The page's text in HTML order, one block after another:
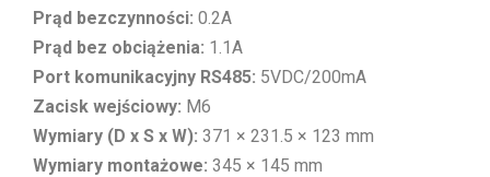
Prąd bezczynności: 0.2A
Prąd bez obciążenia: 1.1A
Port komunikacyjny RS485: 5VDC/200mA
Zacisk wejściowy: M6
Wymiary (D x S x W): 371 × 231.5 × 123 mm
Wymiary montażowe: 345 × 145 mm